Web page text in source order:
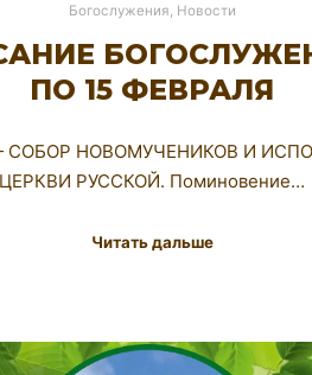
Богослужения Новости
ПО 15 ФЕВРАЛЯ
СОБОР НОВОМУЧЕНИКОВ И
ЦЕРКВИ РУССКОЙ. Поминовение…
Читать дальше